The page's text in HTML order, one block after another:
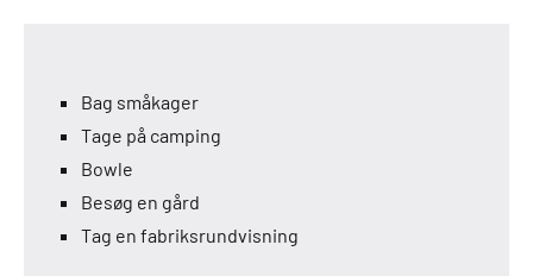
Bag småkager
Tage på camping
Bowle
Besøg en gård
Tag en fabriksrundvisning